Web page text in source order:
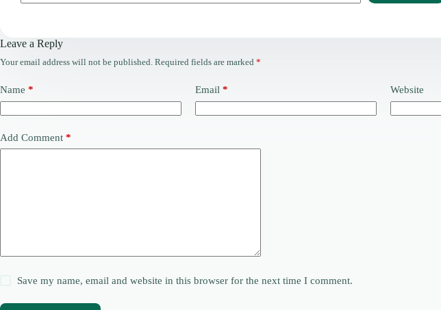
Leave a Reply
Your email address will not be published. Required fields are marked *
Name * Email * Website
Add Comment *
Save my name, email and website in this browser for the next time I comment.